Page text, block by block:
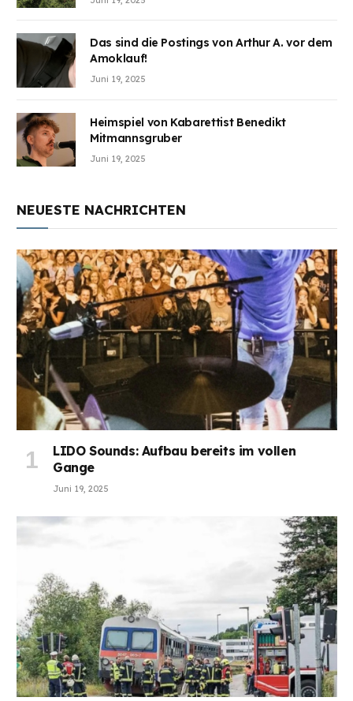
Das sind die Postings von Arthur A. vor dem
Amoklauf!
Juni 19, 2025
Heimspiel von Kabarettist Benedikt
Mitmannsgruber
Juni 19, 2025
NEUESTE NACHRICHTEN
LIDO Sounds: Aufbau bereits im vollen
Gange
Juni 19, 2025